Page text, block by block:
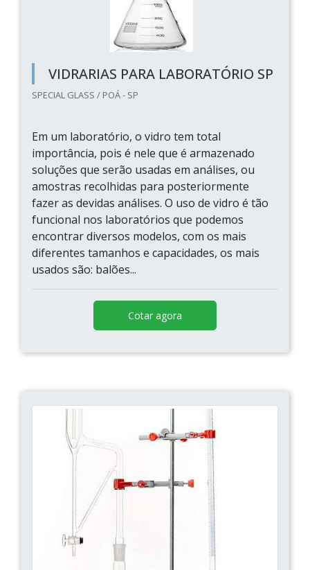
VIDRARIAS PARA LABORATÓRIO SP
SPECIAL GLASS / POÁ - SP
Em um laboratório, o vidro tem total
importância, pois é nele que é armazenado
soluções que serão usadas em análises, ou
amostras recolhidas para posteriormente
fazer as devidas análises. O uso de vidro é tão
funcional nos laboratórios que podemos
encontrar diversos modelos, com os mais
diferentes tamanhos e capacidades, os mais
usados são: balões...
Cotar agora